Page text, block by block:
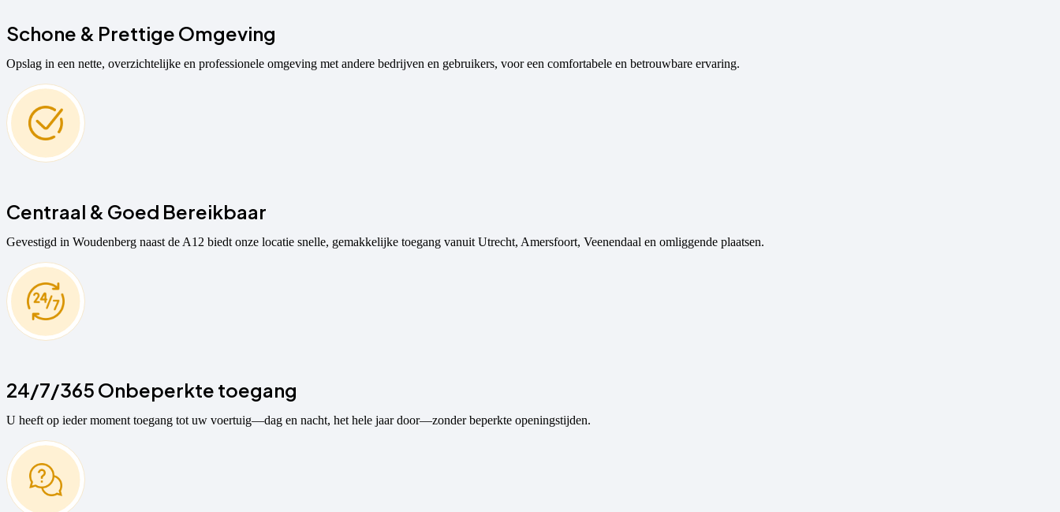
Schone & Prettige Omgeving
Opslag in een nette, overzichtelijke en professionele omgeving met andere bedrijven en gebruikers, voor een comfortabele en betrouwbare ervaring.
Centraal & Goed Bereikbaar
Gevestigd in Woudenberg naast de A12 biedt onze locatie snelle, gemakkelijke toegang vanuit Utrecht, Amersfoort, Veenendaal en omliggende plaatsen.
24/7/365 Onbeperkte toegang
U heeft op ieder moment toegang tot uw voertuig—dag en nacht, het hele jaar door—zonder beperkte openingstijden.